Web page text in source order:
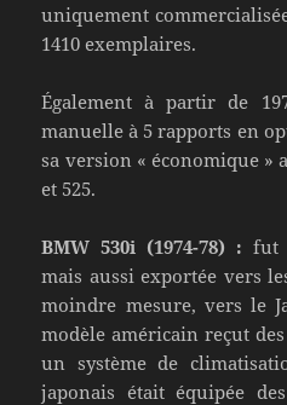
uniquement
1410 exemplaires.
Également à partir de
manuelle à 5 rapports en
sa version « économique »
et 525.
BMW 530i (1974-78) : fut
mais aussi exportée vers
moindre mesure, vers le
modèle américain reçut
un système de
japonais était équipée